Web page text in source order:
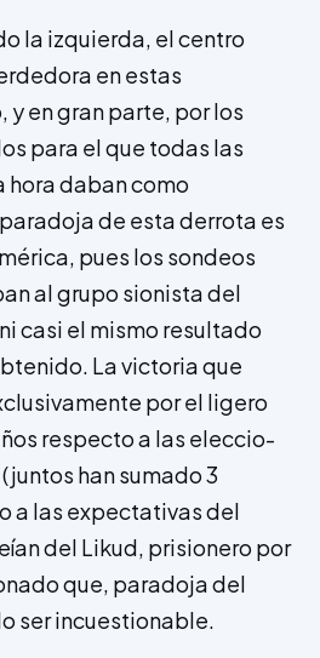
la izquierda, el centro
en estas
y en gran parte, por los
para el que todas las
hora daban como
de esta de­rrota es
pues los sondeos
al grupo sionista del
casi el mismo resultado
La victoria que
por el ligero
respecto a las eleccio­
han sumado 3
a las expectativas del
del Likud, prisionero por
que, paradoja del
ser incuestionable.